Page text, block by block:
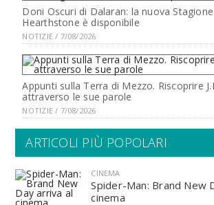
Doni Oscuri di Dalaran: la nuova
Hearthstone è disponibile
NOTIZIE / 7/08/2026
Appunti sulla Terra di Mezzo. Riscoprire
attraverso le sue parole
NOTIZIE / 7/08/2026
ARTICOLI PIÙ POPOLARI
CINEMA
Spider-Man: Brand New
cinema